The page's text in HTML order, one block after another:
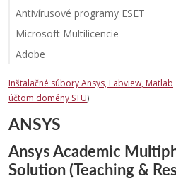
Antivírusové programy ESET
Microsoft Multilicencie
Adobe
Inštalačné súbory Ansys, Labview, Matlab
účtom domény STU)
ANSYS
Ansys Academic
Solution (Teaching &